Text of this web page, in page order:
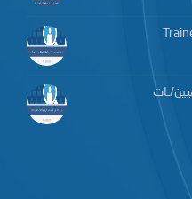
ـات